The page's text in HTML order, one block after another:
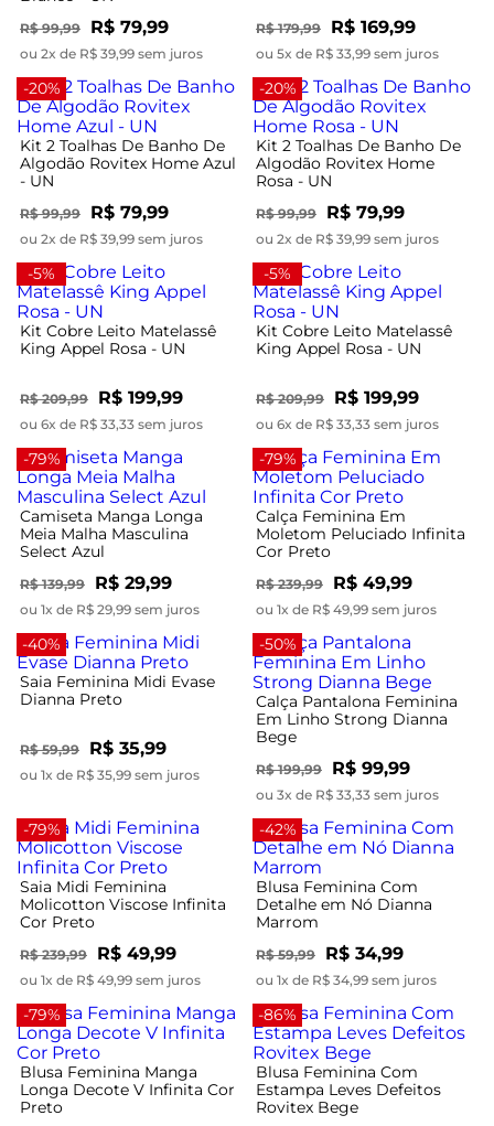
R$ 99,99 R$ 79,99
ou 2x de R$ 39,99 sem juros
R$ 179,99 R$ 169,99
ou 5x de R$ 33,99 sem juros
-20%
Kit 2 Toalhas De Banho De
Algodão Rovitex Home Azul
- UN
R$ 99,99 R$ 79,99
ou 2x de R$ 39,99 sem juros
-20%
Kit 2 Toalhas De Banho De
Algodão Rovitex Home
Rosa - UN
R$ 99,99 R$ 79,99
ou 2x de R$ 39,99 sem juros
-5%
Kit Cobre Leito Matelassê
King Appel Rosa - UN
R$ 209,99 R$ 199,99
ou 6x de R$ 33,33 sem juros
-5%
Kit Cobre Leito Matelassê
King Appel Rosa - UN
R$ 209,99 R$ 199,99
ou 6x de R$ 33,33 sem juros
-79%
Camiseta Manga Longa
Meia Malha Masculina
Select Azul
R$ 139,99 R$ 29,99
ou 1x de R$ 29,99 sem juros
-79%
Calça Feminina Em
Moletom Peluciado Infinita
Cor Preto
R$ 239,99 R$ 49,99
ou 1x de R$ 49,99 sem juros
-40%
Saia Feminina Midi Evase
Dianna Preto
R$ 59,99 R$ 35,99
ou 1x de R$ 35,99 sem juros
-50%
Calça Pantalona Feminina
Em Linho Strong Dianna
Bege
R$ 199,99 R$ 99,99
ou 3x de R$ 33,33 sem juros
-79%
Saia Midi Feminina
Molicotton Viscose Infinita
Cor Preto
R$ 239,99 R$ 49,99
ou 1x de R$ 49,99 sem juros
-42%
Blusa Feminina Com
Detalhe em Nó Dianna
Marrom
R$ 59,99 R$ 34,99
ou 1x de R$ 34,99 sem juros
-79%
Blusa Feminina Manga
Longa Decote V Infinita Cor
Preto
-86%
Blusa Feminina Com
Estampa Leves Defeitos
Rovitex Bege